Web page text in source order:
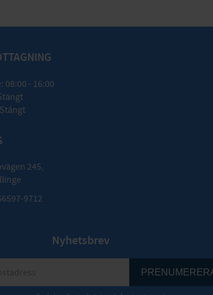
08:00 - 16:00
245,
9712
Nyhetsbrev